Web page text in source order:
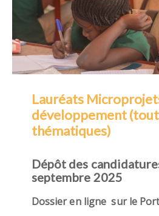
Lauréats
développement
thématiques)
Dépôt des
septembre 2025
Dossier en ligne sur le